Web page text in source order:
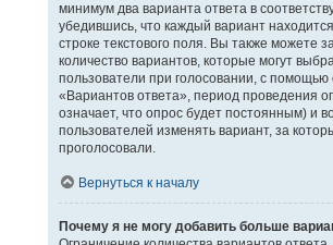
минимум два варианта ответа в
убедившись, что каждый вариант
строке текстового поля. Вы также можете
количество вариантов, которые могут
пользователи при голосовании, с помощью
«Вариантов ответа», период проведения
означает, что опрос будет постоянным) и
пользователей изменять вариант, за
проголосовали.
Вернуться к началу
Почему я не могу добавить больше